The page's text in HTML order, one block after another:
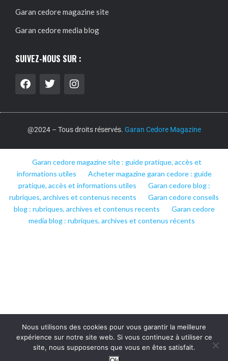
Garan cedore magazine site
Garan cedore media blog
SUIVEZ-NOUS SUR :
@2024 – Tous droits réservés. Garan Cedore Magazine
Garan cedore magazine site : guide pratique, accès et
informations utiles
Acheter magazine garan cedore : guide
pratique, accès et informations utiles
Garan cedore blog :
rubriques, archives et contenus recents
Garan cedore conseils
blog : rubriques, archives et contenus recents
Garan cedore
media blog : rubriques, archives et contenus récents
Nous utilisons des cookies pour vous garantir la meilleure
expérience sur notre site web. Si vous continuez à utiliser ce
site, nous supposerons que vous en êtes satisfait.